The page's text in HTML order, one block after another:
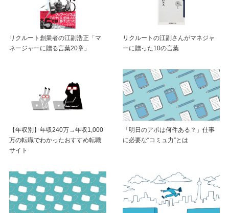
リクルート創業者の江副浩正「マ
ネージャーに贈る言葉20章」
リクルートの江副さんがマネジャ
ーに贈った10の言葉
【年収別】年収240万→年収1,000
万の転職でわかったおすすめ転職
サイト
「明日のアポは何件ある？」仕事
に必要な“コミュ力”とは